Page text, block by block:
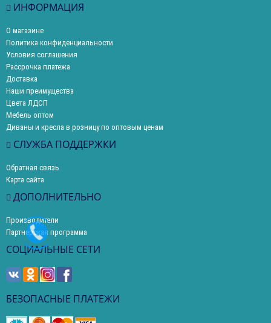
ИНФОРМАЦИЯ
О магазине
Политика конфиденциальности
Условия соглашения
Рассрочка платежа
Доставка
Наши преимущества
Цвета ЛДСП
Мебель оптом
Диваны и кресла в розницу по оптовым ценам
СЛУЖБА ПОДДЕРЖКИ
Обратная связь
Карта сайта
ДОПОЛНИТЕЛЬНО
Производители
Партнерская программа
СОЦИАЛЬНЫЕ СЕТИ
БЕЗОПАСНЫЕ ПЛАТЕЖИ